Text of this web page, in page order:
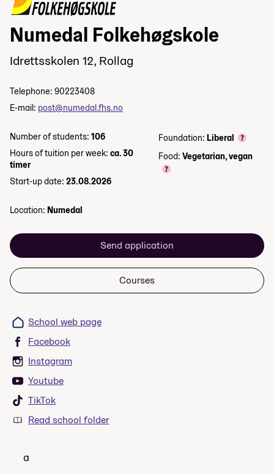
Numedal Folkehøgskole
Idrettsskolen 12, Rollag
Telephone: 90223408
E-mail: post@numedal.fhs.no
Number of students: 106
Hours of tuition per week: ca. 30
timer
Start-up date: 23.08.2026
Foundation: Liberal
Food:Vegetarian, vegan
Location: Numedal
Send application
Courses
School web page
Facebook
Instagram
Youtube
TikTok
Read school folder
a